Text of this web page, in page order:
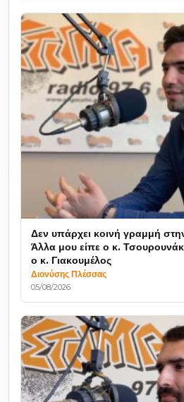
Δεν υπάρχει κοινή γραμμή
Άλλα μου είπε ο κ.
ο κ. Γιακουμέλος
Διονύσης Πλέσσας
05/08/2026